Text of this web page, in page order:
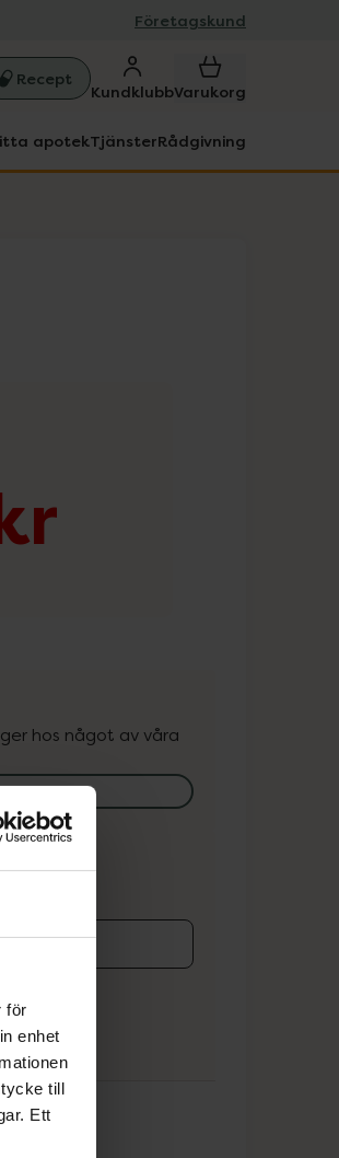
för
enhet
till
Ett
Företagskund
Recept
KundklubbVarukorg
apotekTjänsterRådgivning
hos något av våra